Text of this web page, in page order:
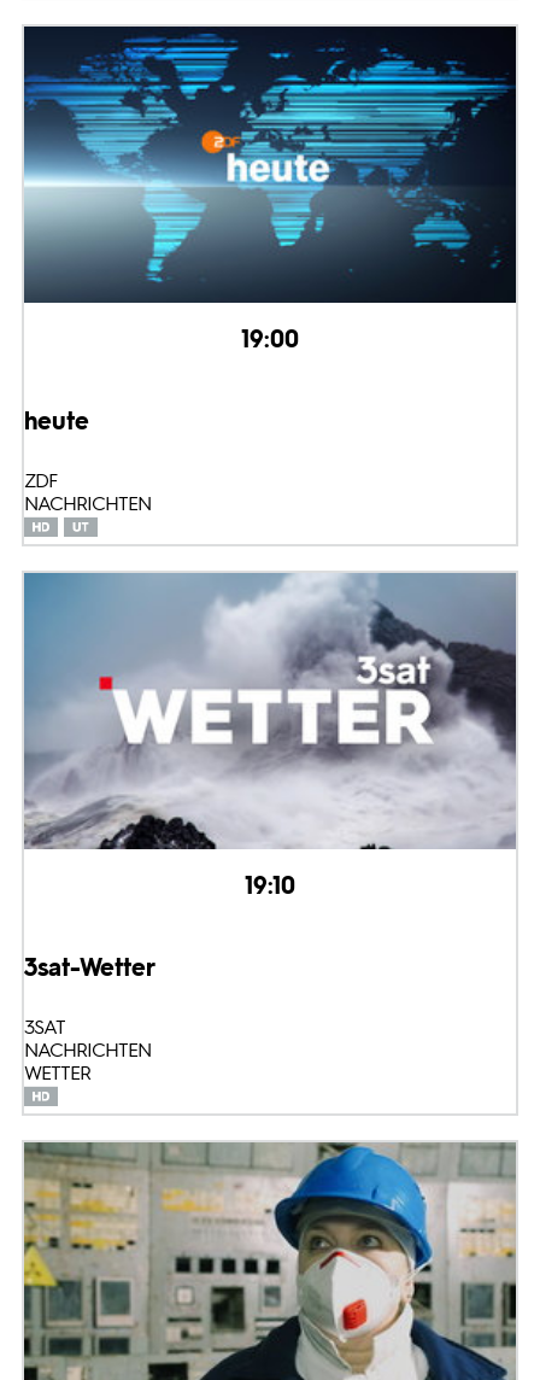
19:00
heute
ZDF
NACHRICHTEN
19:10
3sat-Wetter
3SAT
NACHRICHTEN
WETTER